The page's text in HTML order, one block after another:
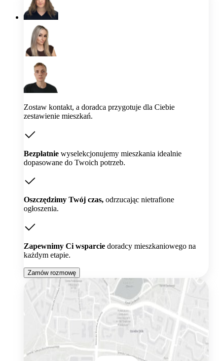
Zostaw kontakt, a doradca przygotuje dla Ciebie
zestawienie mieszkań.
Bezpłatnie wyselekcjonujemy mieszkania idealnie
dopasowane do Twoich potrzeb.
Oszczędzimy Twój czas, odrzucając nietrafione
ogłoszenia.
Zapewnimy Ci wsparcie doradcy mieszkaniowego na
każdym etapie.
Zamów rozmowę